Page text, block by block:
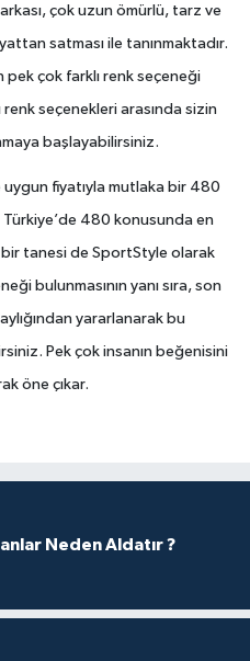
çok uzun ömürlü, tarz ve
satması ile tanınmaktadır.
pek çok farklı renk seçeneği
seçenekleri arasında sizin
başlayabilirsiniz.
uygun fiyatıyla mutlaka bir 480
480 konusunda en
tanesi de SportStyle olarak
bulunmasının yanı sıra, son
yararlanarak bu
Pek çok insanın beğenisini
öne çıkar.
Neden Aldatır ?